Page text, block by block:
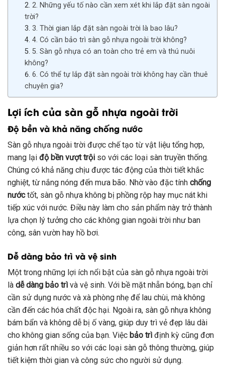
2. Những yếu tố nào cần xem xét khi lắp đặt sàn ngoài
trời?
3. Thời gian lắp đặt sàn ngoài trời là bao lâu?
4. Có cần bảo trì sàn gỗ nhựa ngoài trời không?
5. Sàn gỗ nhựa có an toàn cho trẻ em và thú nuôi
không?
6. Có thể tự lắp đặt sàn ngoài trời không hay cần thuê
chuyên gia?
Lợi ích của sàn gỗ nhựa ngoài trời
Độ bền và khả năng chống nước
Sàn gỗ nhựa ngoài trời được chế tạo từ vật liệu tổng hợp,
mang lại độ bền vượt trội so với các loại sàn truyền thống.
Chúng có khả năng chịu được tác động của thời tiết khắc
nghiệt, từ nắng nóng đến mưa bão. Nhờ vào đặc tính chống
nướctốt, sàn gỗ nhựa không bị phồng rộp hay mục nát khi
tiếp xúc với nước. Điều này làm cho sản phẩm này trở thành
lựa chọn lý tưởng cho các không gian ngoài trời như ban
công, sân vườn hay hồ bơi.
Dễ dàng bảo trì và vệ sinh
Một trong những lợi ích nổi bật của sàn gỗ nhựa ngoài trời
là dễ dàng bảo trì và vệ sinh. Với bề mặt nhẵn bóng, bạn chỉ
cần sử dụng nước và xà phòng nhẹ để lau chùi, mà không
cần đến các hóa chất độc hại. Ngoài ra, sàn gỗ nhựa không
bám bẩn và không dễ bị ố vàng, giúp duy trì vẻ đẹp lâu dài
cho không gian sống của bạn. Việc bảo trì định kỳ cũng đơn
giản hơn rất nhiều so với các loại sàn gỗ thông thường, giúp
tiết kiệm thời gian và công sức cho người sử dụng.